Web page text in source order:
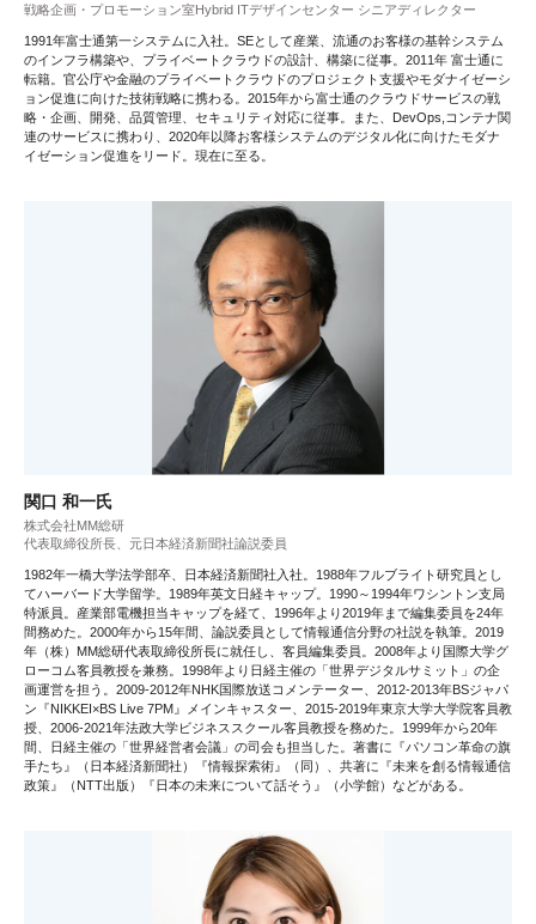
戦略企画・プロモーション室Hybrid ITデザインセンター シニアディレクター
1991年富士通第一システムに入社。SEとして産業、流通のお客様の基幹システム
のインフラ構築や、プライベートクラウドの設計、構築に従事。2011年 富士通に
転籍。官公庁や金融のプライベートクラウドのプロジェクト支援やモダナイゼーシ
ョン促進に向けた技術戦略に携わる。2015年から富士通のクラウドサービスの戦
略・企画、開発、品質管理、セキュリティ対応に従事。また、DevOps,コンテナ関
連のサービスに携わり、2020年以降お客様システムのデジタル化に向けたモダナ
イゼーション促進をリード。現在に至る。
関口 和一氏
株式会社MM総研
代表取締役所長、元日本経済新聞社論説委員
1982年一橋大学法学部卒、日本経済新聞社入社。1988年フルブライト研究員とし
てハーバード大学留学。1989年英文日経キャップ。1990～1994年ワシントン支局
特派員。産業部電機担当キャップを経て、1996年より2019年まで編集委員を24年
間務めた。2000年から15年間、論説委員として情報通信分野の社説を執筆。2019
年（株）MM総研代表取締役所長に就任し、客員編集委員。2008年より国際大学グ
ローコム客員教授を兼務。1998年より日経主催の「世界デジタルサミット」の企
画運営を担う。2009-2012年NHK国際放送コメンテーター、2012-2013年BSジャパ
ン『NIKKEI×BS Live 7PM』メインキャスター、2015-2019年東京大学大学院客員教
授、2006-2021年法政大学ビジネススクール客員教授を務めた。1999年から20年
間、日経主催の「世界経営者会議」の司会も担当した。著書に『パソコン革命の旗
手たち』（日本経済新聞社）『情報探索術』（同）、共著に『未来を創る情報通信
政策』（NTT出版）『日本の未来について話そう』（小学館）などがある。